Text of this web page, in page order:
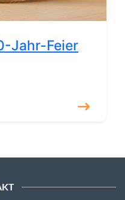
Jahr-Feier